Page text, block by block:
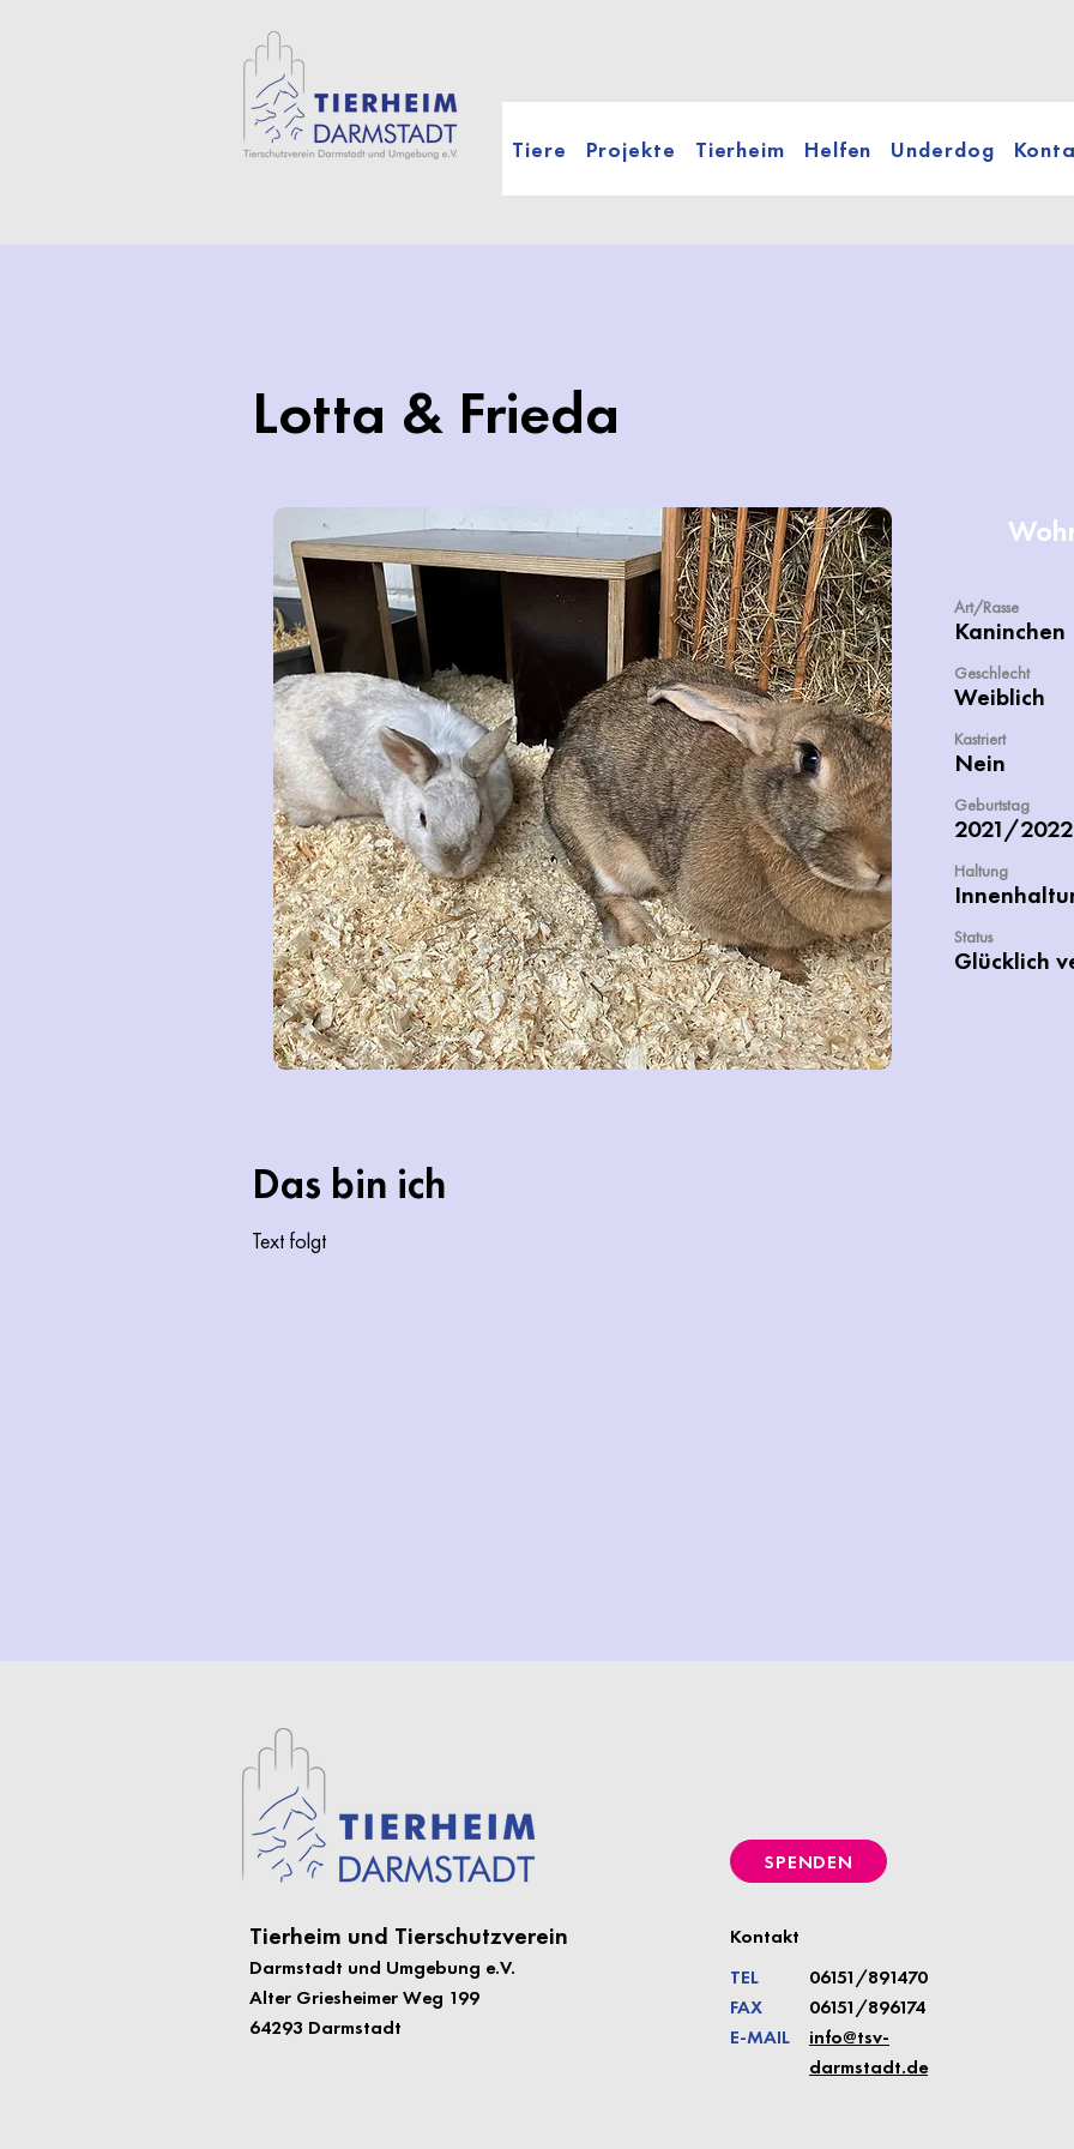
Tiere Projekte Tierheim Helfen Underdog
Lotta & Frieda
Kaninchen
Art/Rasse
Weiblich
Geschlecht
Nein
Kastriert
2021/2022
Geburtstag
Haltung
Status
Glücklich
Das bin ich
Text folgt
Tierheim und Tierschutzverein
Darmstadt und Umgebung e.V.
Alter Griesheimer Weg 199
64293 Darmstadt
SPENDEN
Kontakt
TEL
FAX
E-MAIL
06151/891470
06151/896174
info@tsv-
darmstadt.de